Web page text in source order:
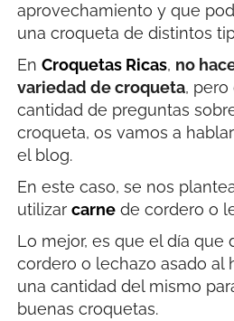
aprovechamiento y que
una croqueta de distintos
EnCroquetas Ricas, no
variedad de croqueta, pero
cantidad de preguntas
croqueta, os vamos a
el blog.
En este caso, se nos
utilizarcarne de cordero o
Lo mejor, es que el día que
cordero o lechazo asado al
una cantidad del mismo
buenas croquetas.